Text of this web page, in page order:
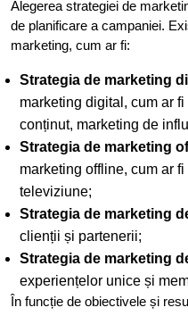
Alegerea strategiei de
de planificare a campaniei.
marketing, cum ar fi:
Strategia de marketing
marketing digital, cum ar
conținut, marketing de
Strategia de marketing
marketing offline, cum ar
televiziune;
Strategia de marketing
clienții și partenerii;
Strategia de marketing
experiențelor unice și
În funcție de obiectivele și